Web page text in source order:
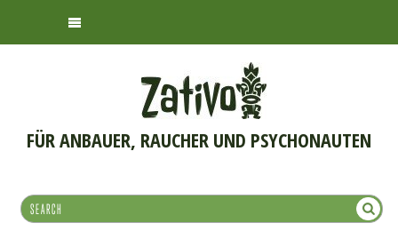
FÜR ANBAUER, RAUCHER UND PSYCHONAUTEN